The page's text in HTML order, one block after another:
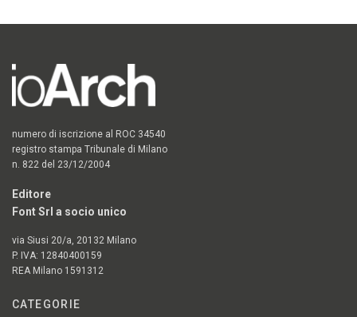
numero di iscrizione al ROC 34540
registro stampa Tribunale di Milano
n. 822 del 23/12/2004
Editore
Font Srl a socio unico
via Siusi 20/a, 20132 Milano
P. IVA: 12840400159
REA Milano 1591312
CATEGORIE